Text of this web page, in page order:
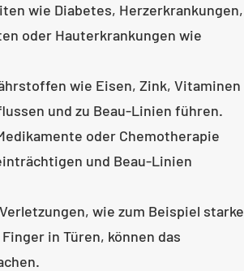
wie Diabetes, Herzerkrankungen,
oder Hauterkrankungen wie
wie Eisen, Zink, Vitaminen
und zu Beau-Linien führen.
oder Chemotherapie
und Beau-Linien
wie zum Beispiel starke
in Türen, können das